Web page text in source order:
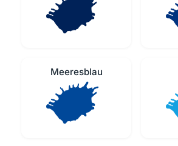
Meeresblau